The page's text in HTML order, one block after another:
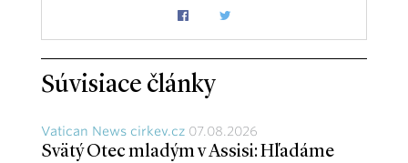
Súvisiace články
Vatican News cirkev.cz 07.08.2026
Svätý Otec mladým v Assisi: Hľadáme